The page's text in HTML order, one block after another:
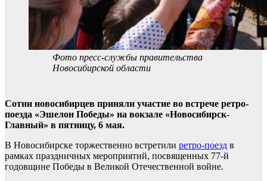
Фото пресс-службы правительства
Новосибирской области
Сотни новосибирцев приняли участие во встрече ретро-
поезда «Эшелон Победы» на вокзале «Новосибирск-
Главный» в пятницу, 6 мая.
В Новосибирске торжественно встретили ретро-поезд в
рамках праздничных мероприятий, посвященных 77-й
годовщине Победы в Великой Отечественной войне.